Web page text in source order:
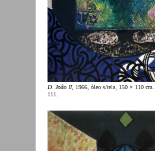
D. João II, 1966, óleo s/tela, 150 × 110 cm.
111.